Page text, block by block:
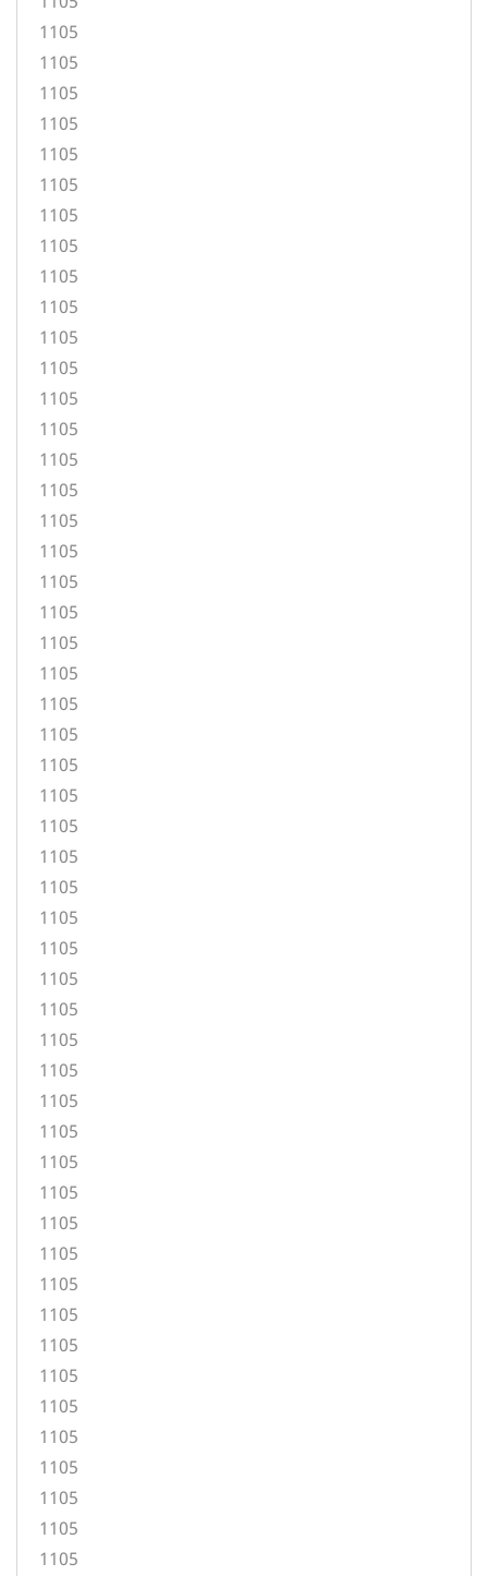
1105
1105
1105
1105
1105
1105
1105
1105
1105
1105
1105
1105
1105
1105
1105
1105
1105
1105
1105
1105
1105
1105
1105
1105
1105
1105
1105
1105
1105
1105
1105
1105
1105
1105
1105
1105
1105
1105
1105
1105
1105
1105
1105
1105
1105
1105
1105
1105
1105
1105
1105